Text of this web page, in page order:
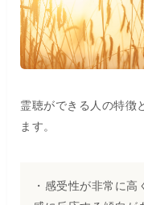
霊聴ができる人の特徴
ます。
・感受性が非常に